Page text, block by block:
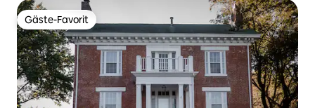
Gäste-Favorit
Gäste-Favorit